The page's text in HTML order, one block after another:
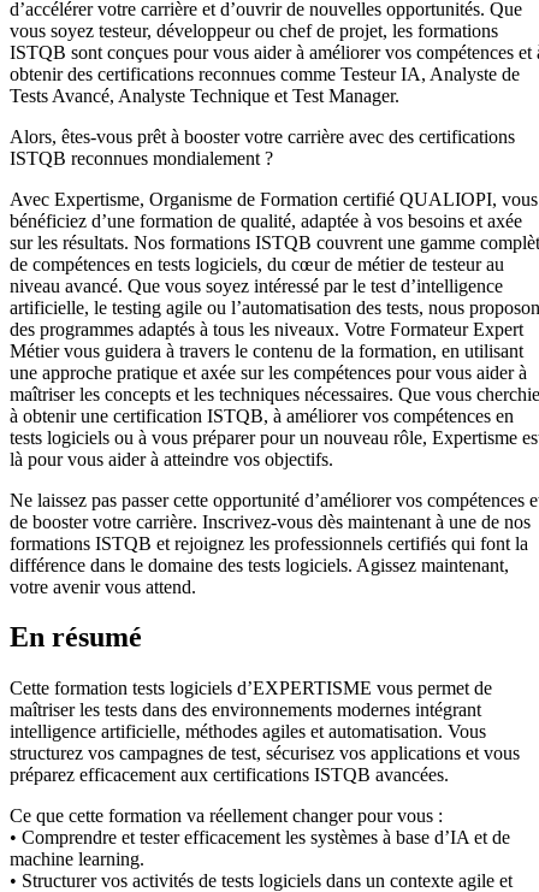
d’accélérer votre carrière et d’ouvrir de nouvelles opportunités. Que
vous soyez testeur, développeur ou chef de projet, les formations
ISTQB sont conçues pour vous aider à améliorer vos compétences et
obtenir des certifications reconnues comme Testeur IA, Analyste de
Tests Avancé, Analyste Technique et Test Manager.
Alors, êtes-vous prêt à booster votre carrière avec des certifications
ISTQB reconnues mondialement ?
Avec Expertisme, Organisme de Formation certifié QUALIOPI, vous
bénéficiez d’une formation de qualité, adaptée à vos besoins et axée
sur les résultats. Nos formations ISTQB couvrent une gamme
de compétences en tests logiciels, du cœur de métier de testeur au
niveau avancé. Que vous soyez intéressé par le test d’intelligence
artificielle, le testing agile ou l’automatisation des tests, nous
des programmes adaptés à tous les niveaux. Votre Formateur Expert
Métier vous guidera à travers le contenu de la formation, en utilisant
une approche pratique et axée sur les compétences pour vous aider à
maîtriser les concepts et les techniques nécessaires. Que vous
à obtenir une certification ISTQB, à améliorer vos compétences en
tests logiciels ou à vous préparer pour un nouveau rôle, Expertisme
là pour vous aider à atteindre vos objectifs.
Ne laissez pas passer cette opportunité d’améliorer vos compétences
de booster votre carrière. Inscrivez-vous dès maintenant à une de nos
formations ISTQB et rejoignez les professionnels certifiés qui font la
différence dans le domaine des tests logiciels. Agissez maintenant,
votre avenir vous attend.
En résumé
Cette formation tests logiciels d’EXPERTISME vous permet de
maîtriser les tests dans des environnements modernes intégrant
intelligence artificielle, méthodes agiles et automatisation. Vous
structurez vos campagnes de test, sécurisez vos applications et vous
préparez efficacement aux certifications ISTQB avancées.
Ce que cette formation va réellement changer pour vous :
• Comprendre et tester efficacement les systèmes à base d’IA et de
machine learning.
• Structurer vos activités de tests logiciels dans un contexte agile et